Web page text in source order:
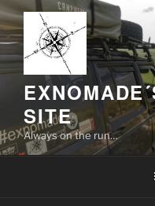
Zum
Inhalt
springen
SITE
Always on the run…